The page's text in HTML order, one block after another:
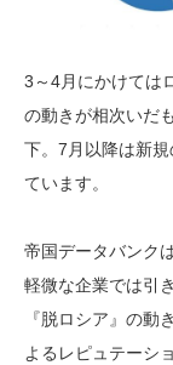
3～4月にかけては
の動きが相次いだ
下。7月以降は新
ています。
帝国データバンク
軽微な企業では引
『脱ロシア』の動
よるレピュテーシ